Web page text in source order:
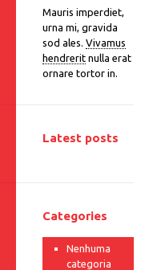
Mauris imperdiet,
urna mi, gravida
sod ales. Vivamus
hendrerit nulla erat
ornare tortor in.
Latest posts
Categories
Nenhuma
categoria